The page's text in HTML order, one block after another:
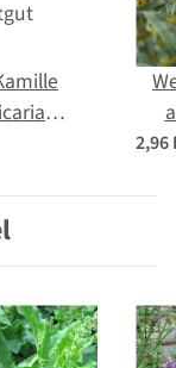
Bio
2,96